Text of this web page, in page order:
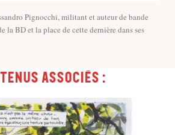
Pignocchi, militant et auteur de bande
la BD et la place de cette dernière dans ses
associés :